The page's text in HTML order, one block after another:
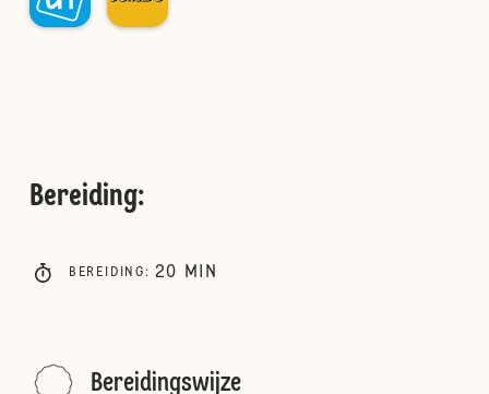
Bereiding:
BEREIDING : 20 MIN
Bereidingswijze